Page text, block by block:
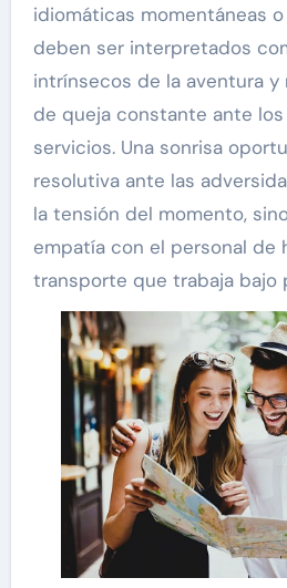
idiomáticas momentáneas
deben ser interpretados
intrínsecos de la aventura
de queja constante ante
servicios. Una sonrisa
resolutiva ante las
la tensión del momento,
empatía con el personal de
transporte que trabaja bajo